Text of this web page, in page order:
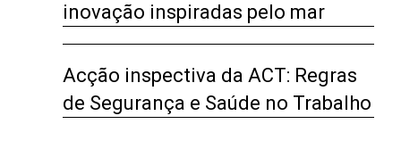
inovação inspiradas pelo mar
Acção inspectiva da ACT: Regras
de Segurança e Saúde no Trabalho